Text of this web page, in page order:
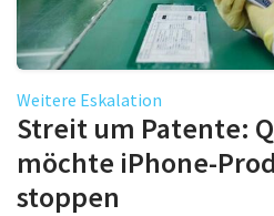
Weitere Eskalation
Streit um Patente:
möchte iPhone-
stoppen